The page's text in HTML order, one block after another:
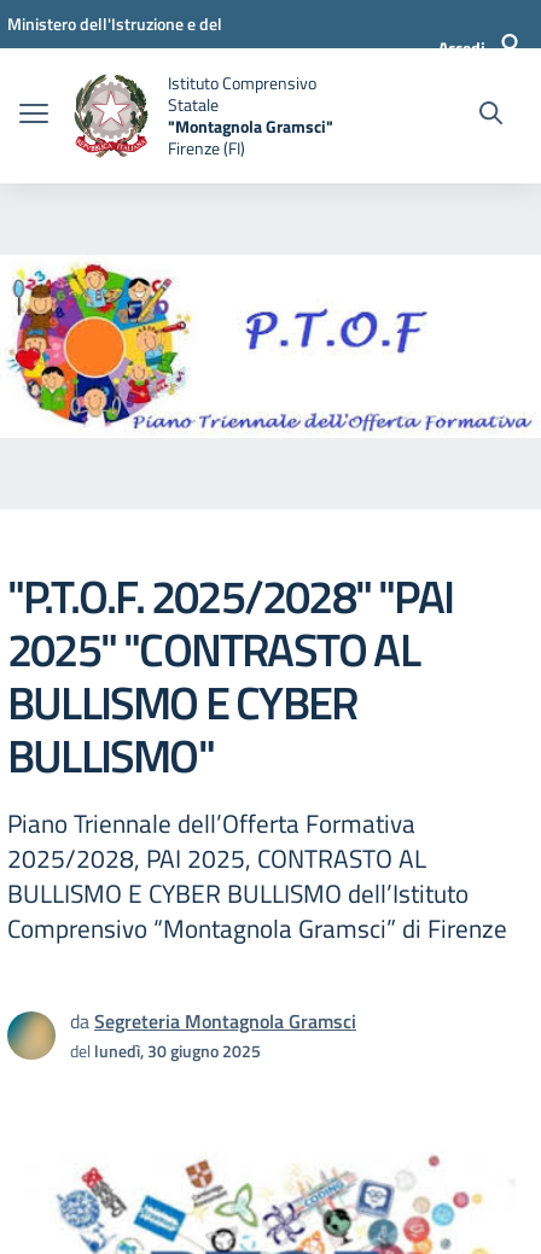
Vai ai contenuti
Vai al menu di navigazione
Vai al footer
Ministero dell'Istruzione e del
Accedi
Istituto Comprensivo
Statale
"Montagnola Gramsci"
Firenze (FI)
"P.T.O.F. 2025/2028" "PAI
2025" "CONTRASTO AL
BULLISMO E CYBER
BULLISMO"
Piano Triennale dell’Offerta Formativa
2025/2028, PAI 2025, CONTRASTO AL
BULLISMO E CYBER BULLISMO dell’Istituto
Comprensivo “Montagnola Gramsci” di Firenze
daSegreteria Montagnola Gramsci
dellunedì, 30 giugno 2025